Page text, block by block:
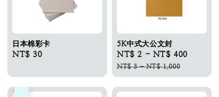
日本棉彩卡​
Regular
NT$ 30
5K中式大公文封
Sale
price
NT$ 2 - NT$ 400
NT$ 3-NT$ 1,000